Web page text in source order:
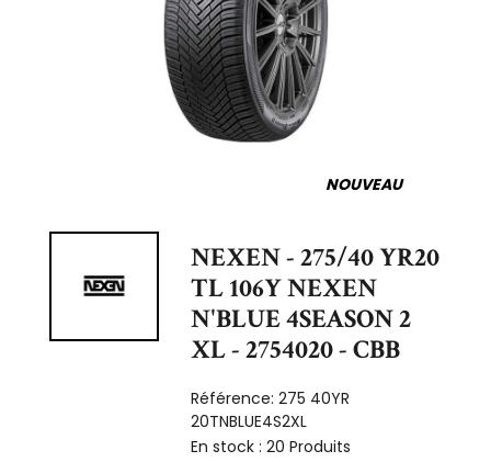
NOUVEAU
NEXEN - 275/40 YR20
TL 106Y NEXEN
N'BLUE 4SEASON 2
XL - 2754020 - CBB
Référence:275 40YR
20TNBLUE4S2XL
En stock :20 Produits